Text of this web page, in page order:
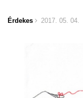
Érdekes 2017. 05. 04.